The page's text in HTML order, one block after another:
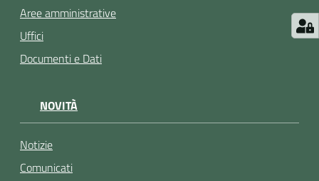
Aree amministrative
Uffici
Documenti e Dati
NOVITÀ
Notizie
Comunicati